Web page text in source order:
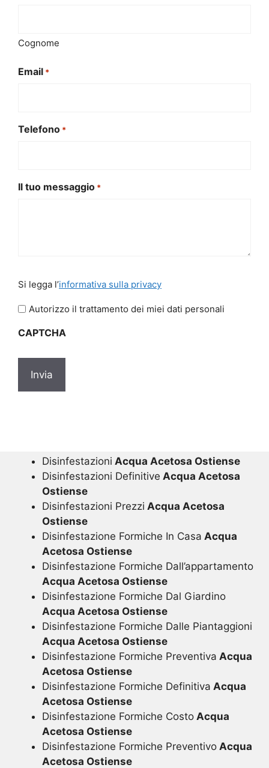
Cognome
Email *
Telefono *
Il tuo messaggio *
legga
l'informativa
privacy
Si legga l’informativa sulla privacy
Autorizzo il trattamento dei miei dati personali
CAPTCHA
Disinfestazioni Acqua Acetosa Ostiense
Disinfestazioni Definitive Acqua Acetosa
Ostiense
Disinfestazioni Prezzi Acqua Acetosa
Ostiense
Disinfestazione Formiche In Casa Acqua
Acetosa Ostiense
Disinfestazione Formiche Dall’appartamento
Acqua Acetosa Ostiense
Disinfestazione Formiche Dal Giardino
Acqua Acetosa Ostiense
Disinfestazione Formiche Dalle Piantaggioni
Acqua Acetosa Ostiense
Disinfestazione Formiche Preventiva Acqua
Acetosa Ostiense
Disinfestazione Formiche Definitiva Acqua
Acetosa Ostiense
Disinfestazione Formiche Costo Acqua
Acetosa Ostiense
Disinfestazione Formiche Preventivo Acqua
Acetosa Ostiense